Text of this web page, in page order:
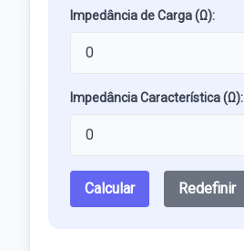
Impedância de Carga (Ω):
Impedância Característica (Ω):
Calcular Redefinir